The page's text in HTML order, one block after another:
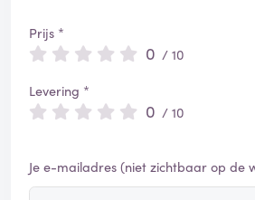
Prijs *
0 / 10
Levering *
0 / 10
Je e-mailadres (niet zichtbaar op de